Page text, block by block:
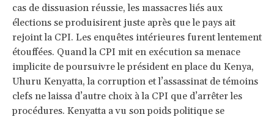
cas de dissuasion réussie, les massacres liés aux
élections se produisirent juste après que le pays ait
rejoint la CPI. Les enquêtes intérieures furent lentement
étouffées. Quand la CPI mit en exécution sa menace
implicite de poursuivre le président en place du Kenya,
Uhuru Kenyatta, la corruption et l’assassinat de témoins
clefs ne laissa d’autre choix à la CPI que d’arrêter les
procédures. Kenyatta a vu son poids politique se